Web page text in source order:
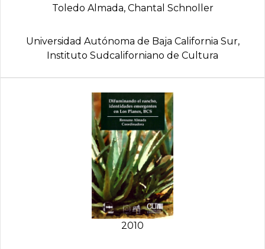
Toledo Almada, Chantal Schnoller
Universidad Autónoma de Baja California Sur,
Instituto Sudcaliforniano de Cultura
2010